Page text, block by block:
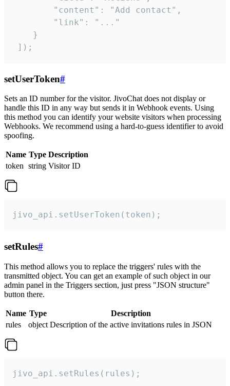
        "content": "Add contact",
        "link": "..."
    }
]);
setUserToken#
Sets an ID number for the visitor. JivoChat does not display or
handle this ID in any way but sends it in Webhook events. Using
this method you can identify your website visitors when processing
Webhooks. We recommend using a hard-to-guess identifier to avoid
spoofing.
Name Type Description
token string Visitor ID
jivo_api.setUserToken(token);
setRules#
This method allows you to replace the triggers' rules with the
transmitted object. You can get an example of such object in our
admin panel in the Triggers section, just press "JSON structure"
button there.
Name Type
Description
rules
object Description of the active invitations rules in JSON
jivo_api.setRules(rules);